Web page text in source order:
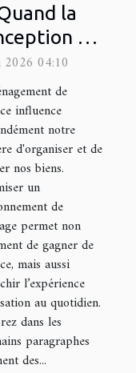
la
de
l’espace
stockage
2026 04:10
de
influence
notre
d'organiser et de
nos biens.
un
de
permet non
de gagner de
mais aussi
l’expérience
au quotidien.
dans les
paragraphes
des...